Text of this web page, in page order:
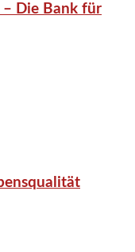
– Die Bank für